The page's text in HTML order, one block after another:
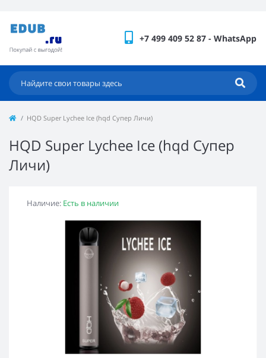
+7 499 409 52 87 - WhatsApp
HQD Super Lychee Ice (hqd Супер Личи)
HQD Super Lychee Ice (hqd Супер
Личи)
Наличие: Есть в наличии